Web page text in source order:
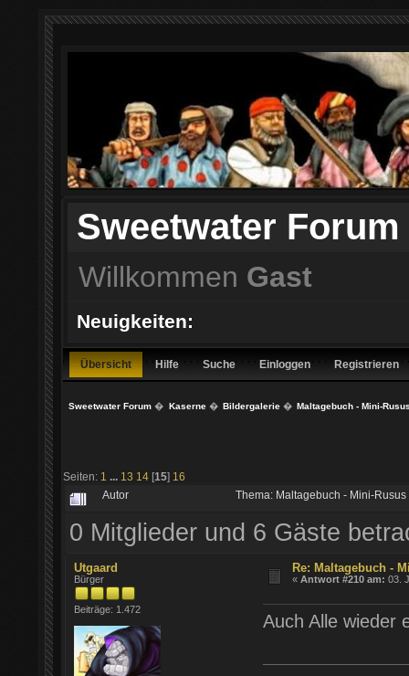
Sweetwater Forum
Willkommen Gast
Neuigkeiten:
Übersicht Hilfe Suche Einloggen Registrieren
Sweetwater Forum � Kaserne� Bildergalerie� Maltagebuch - Mini-
Seiten: 1 ... 13 14 [15] 16
Autor Thema: Maltagebuch - Mini-
0 Mitglieder und 6 Gäste
Utgaard
Bürger
Beiträge: 1.472
Re: Maltagebuch -
«Antwort #210 am: 03.
Auch Alle wieder